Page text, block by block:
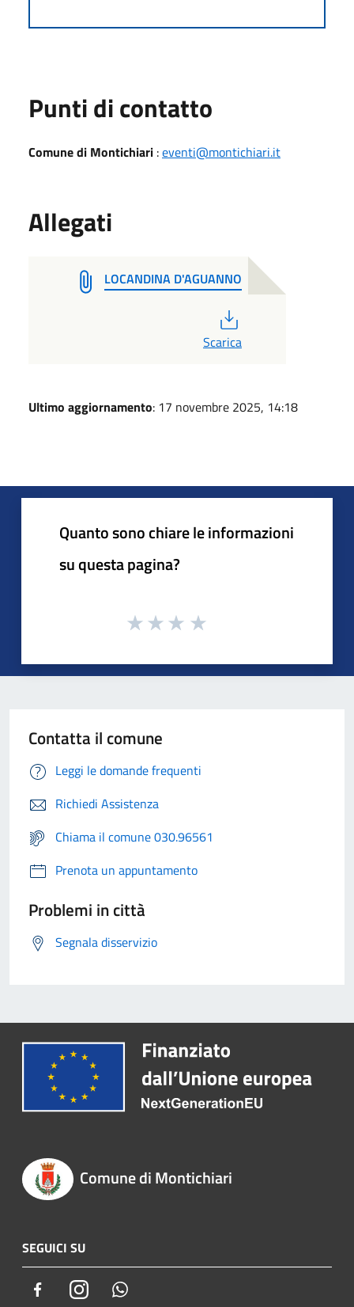
Punti di contatto
Comune di Montichiari :eventi@montichiari.it
Allegati
LOCANDINA D'AGUANNO
Scarica
Ultimo aggiornamento: 17 novembre 2025, 14:18
Quanto sono chiare le informazioni
su questa pagina?
Contatta il comune
Leggi le domande frequenti
Richiedi Assistenza
Chiama il comune 030.96561
Prenota un appuntamento
Problemi in città
Segnala disservizio
Comune di Montichiari
SEGUICI SU
FacebookInstagram